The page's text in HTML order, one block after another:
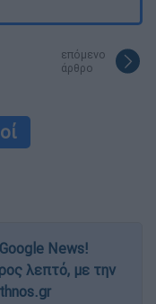
επόμενο
άρθρο
News!
λεπτό, με την